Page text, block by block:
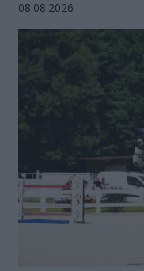
Data dodania galerii:
08.08.2026